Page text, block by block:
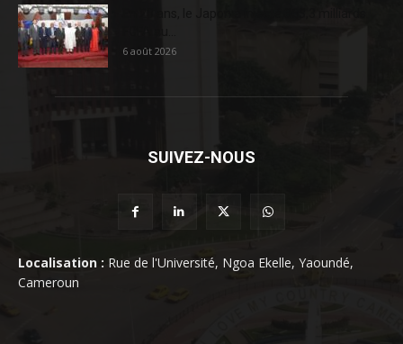
6 août 2026
SUIVEZ-NOUS
Localisation : Rue de l'Université, Ngoa Ekelle, Yaoundé,
Cameroun